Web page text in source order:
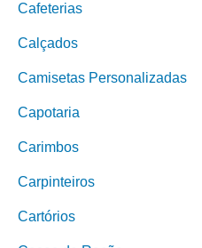
Cafeterias
Calçados
Camisetas Personalizadas
Capotaria
Carimbos
Carpinteiros
Cartórios